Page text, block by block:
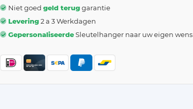
Niet goed geld teruggarantie
Levering2 a 3 Werkdagen
GepersonaliseerdeSleutelhanger naar uw eigen wens